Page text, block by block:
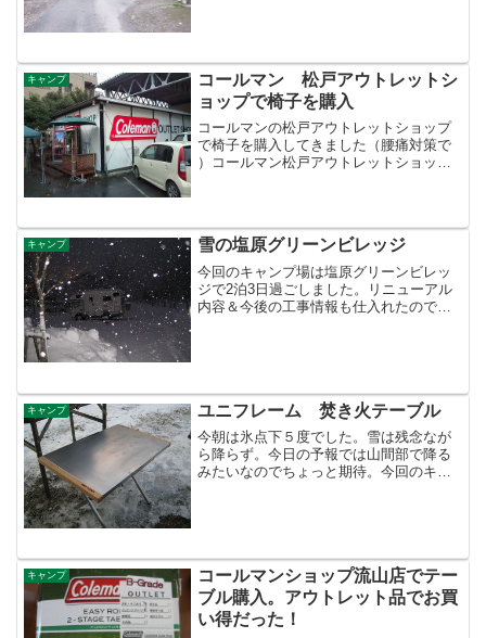
キャンプ
コールマン 松戸アウトレットシ
ョップで椅子を購入
コールマンの松戸アウトレットショップ
で椅子を購入してきました（腰痛対策で
）コールマン松戸アウトレットショッ
るコールマンのアウトレッ...
キャンプ 雪の塩原グリーンビレッジ
今回のキャンプ場は塩原グリーンビレッ
ジで2泊3日過ごしました。リニューアル
内容＆今後の工事情報も仕入れたので後
キャンプ ユニフレーム 焚き火テーブル
今朝は氷点下５度でした。雪は残念なが
ら降らず。今日の予報では山間部で降る
みたいなのでちょっと期待。今回のキャ
キャンプ
コールマンショップ流山店でテー
ブル購入。アウトレット品でお買
い得だった！